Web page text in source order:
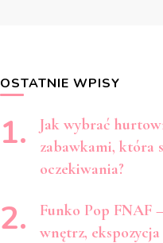
OSTATNIE WPISY
Jak wybrać
zabawkami, która
oczekiwania?
Funko Pop FNAF
wnętrz,